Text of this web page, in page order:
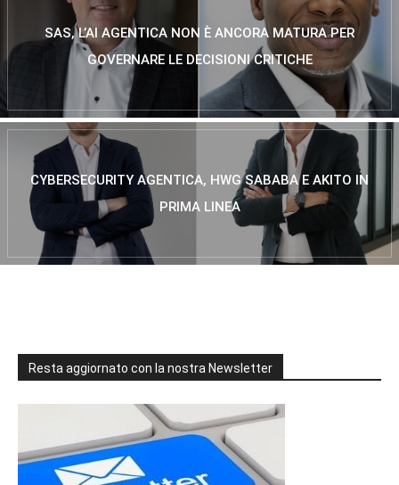
SAS, L’AI AGENTICA NON È ANCORA MATURA PER
GOVERNARE LE DECISIONI CRITICHE
CYBERSECURITY AGENTICA, HWG SABABA E AKITO IN
PRIMA LINEA
Resta aggiornato con la nostra Newsletter